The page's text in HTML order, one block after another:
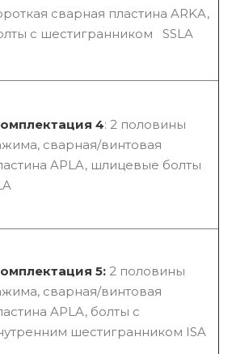
сварная пластина ARKA,
с шестигранником SSLA
4: 2 половины
сварная/винтовая
APLA, шлицевые болты
5: 2 половины
сварная/винтовая
APLA, болты с
шестигранником ISA